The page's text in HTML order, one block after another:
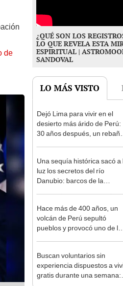
de
¿QUÉ SON LOS
LO QUE REVELA ESTA
ESPIRITUAL |
SANDOVAL
LO MÁS VISTO
Dejó Lima para vivir en el
desierto más árido de Perú:
30 años después, un rebaño
Una sequía histórica sacó a
luz los secretos del río
Danubio: barcos de la
Hace más de 400 años, un
volcán de Perú sepultó
pueblos y provocó uno de los
Buscan voluntarios sin
experiencia dispuestos a
gratis durante una semana: